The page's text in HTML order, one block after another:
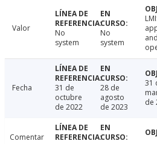
Valor
No
system
No
system
and
Fecha
31 de
octubre
de 2022
28 de
agosto
de 2023
31
de
Comentar